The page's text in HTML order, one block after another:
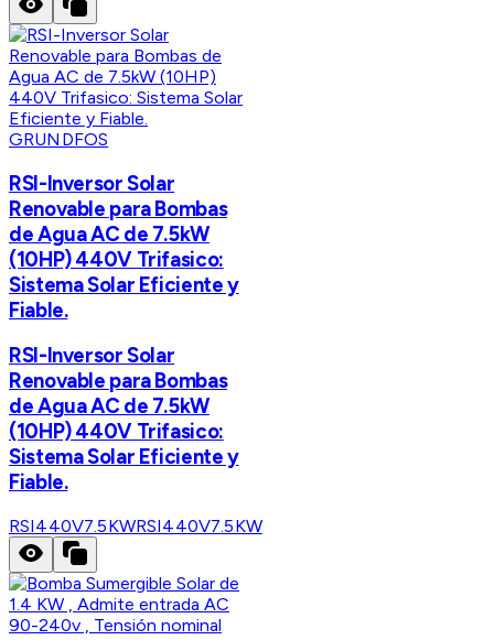
GRUNDFOS
RSI-Inversor Solar
Renovable para Bombas
de Agua AC de 7.5kW
(10HP) 440V Trifasico:
Sistema Solar Eficiente y
Fiable.
RSI-Inversor Solar
Renovable para Bombas
de Agua AC de 7.5kW
(10HP) 440V Trifasico:
Sistema Solar Eficiente y
Fiable.
RSI440V7.5KWRSI440V7.5KW